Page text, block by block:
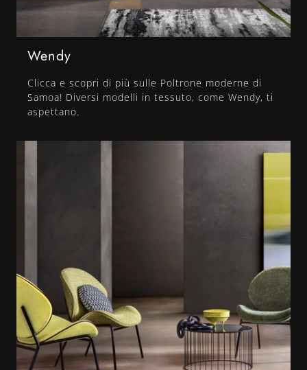
Wendy
Clicca e scopri di più sulle Poltrone moderne di
Samoa! Diversi modelli in tessuto, come Wendy, ti
aspettano.